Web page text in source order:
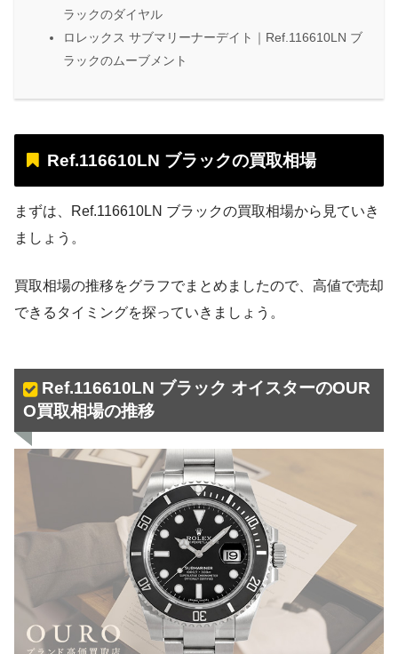
ラックのダイヤル
ロレックス サブマリーナーデイト｜Ref.116610LN ブ
ラックのムーブメント
Ref.116610LN ブラックの買取相場
まずは、Ref.116610LN ブラックの買取相場から見ていき
ましょう。
買取相場の推移をグラフでまとめましたので、高値で売却
できるタイミングを探っていきましょう。
Ref.116610LN ブラック オイスターのOUR
O買取相場の推移